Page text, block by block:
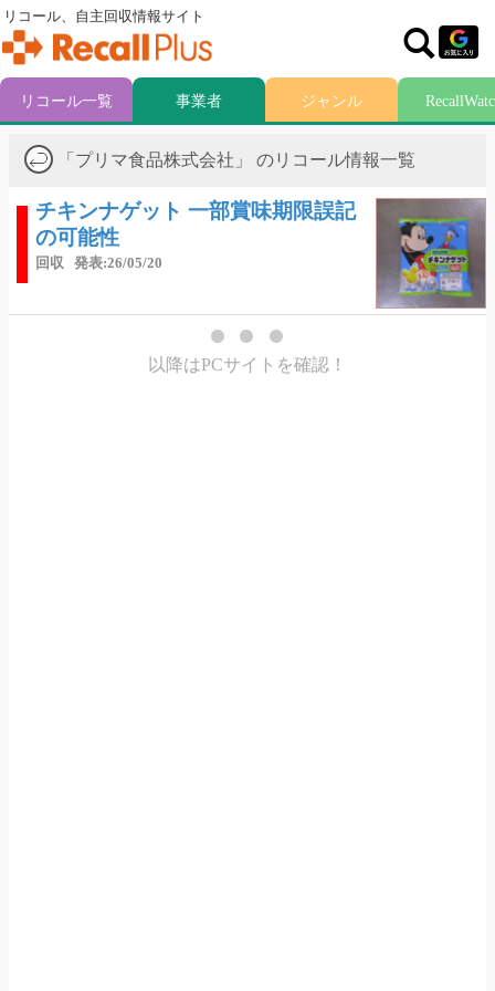
「プリマ食品株式会社」 のリコール情報一覧
チキンナゲット 一部賞味期限誤記
の可能性
回収 発表:26/05/20
以降はPCサイトを確認！
リコール、自主回収情報サイト
リコール一覧 事業者 ジャンル